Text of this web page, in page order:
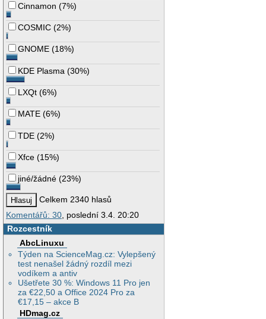
Cinnamon (7%)
COSMIC (2%)
GNOME (18%)
KDE Plasma (30%)
LXQt (6%)
MATE (6%)
TDE (2%)
Xfce (15%)
jiné/žádné (23%)
Celkem 2340 hlasů
Komentářů: 30 , poslední 3.4. 20:20
Rozcestník
AbcLinuxu
Týden na ScienceMag.cz: Vylepšený
test nenašel žádný rozdíl mezi
vodíkem a antiv
Ušetřete 30 %: Windows 11 Pro jen
za €22,50 a Office 2024 Pro za
€17,15 – akce B
HDmag.cz